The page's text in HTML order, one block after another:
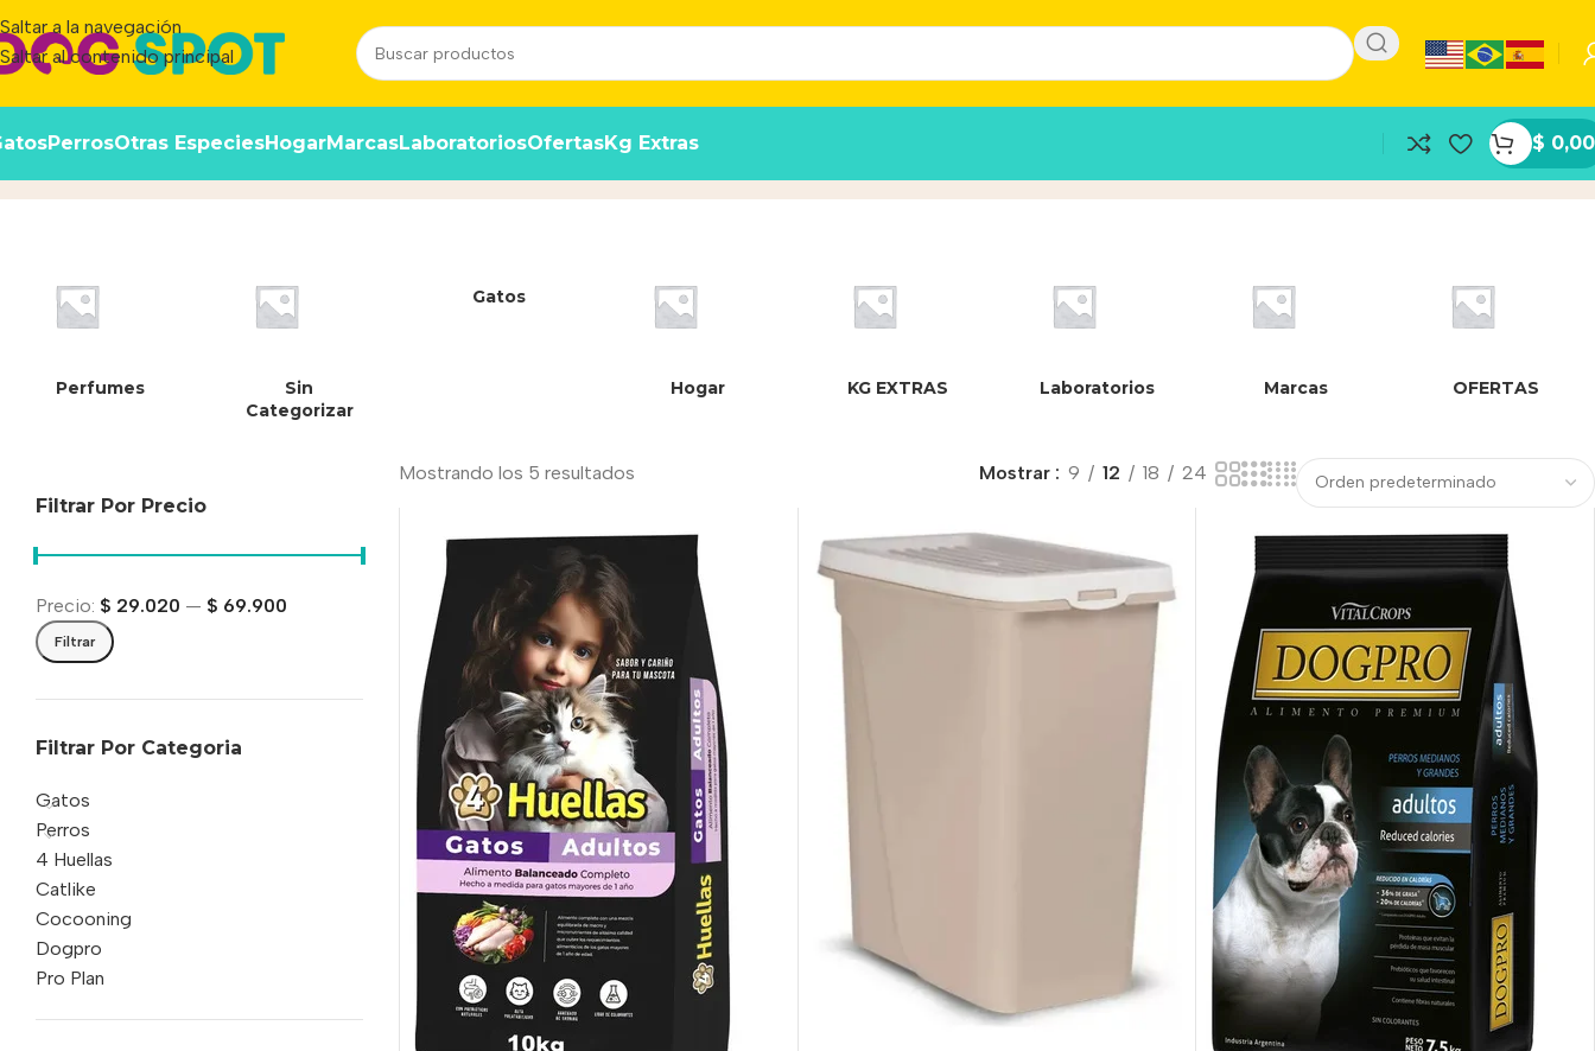
Saltar a la navegación
Saltar al contenido principal
PerrosOtras EspeciesHogarMarcasLaboratoriosOfertasKg Extras $ 0,00
Perfumes
Sin
Categorizar
Gatos
Hogar KG EXTRAS Laboratorios Marcas OFERTAS
Filtrar Por Precio
Filtrar
Precio: $ 29.020 — $ 69.900
Filtrar Por Categoria
Gatos
Perros
4 Huellas
Catlike
Cocooning
Dogpro
Pro Plan
Mostrando los 5 resultados Mostrar 9 12 18 24